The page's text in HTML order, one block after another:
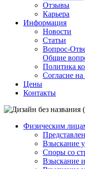
Отзывы
Карьера
Информация
Новости
Статьи
Вопрос-
Общие
Политика
Согласие
Цены
Контакты
Физическим
Взыскание
Споры со
Взыскание